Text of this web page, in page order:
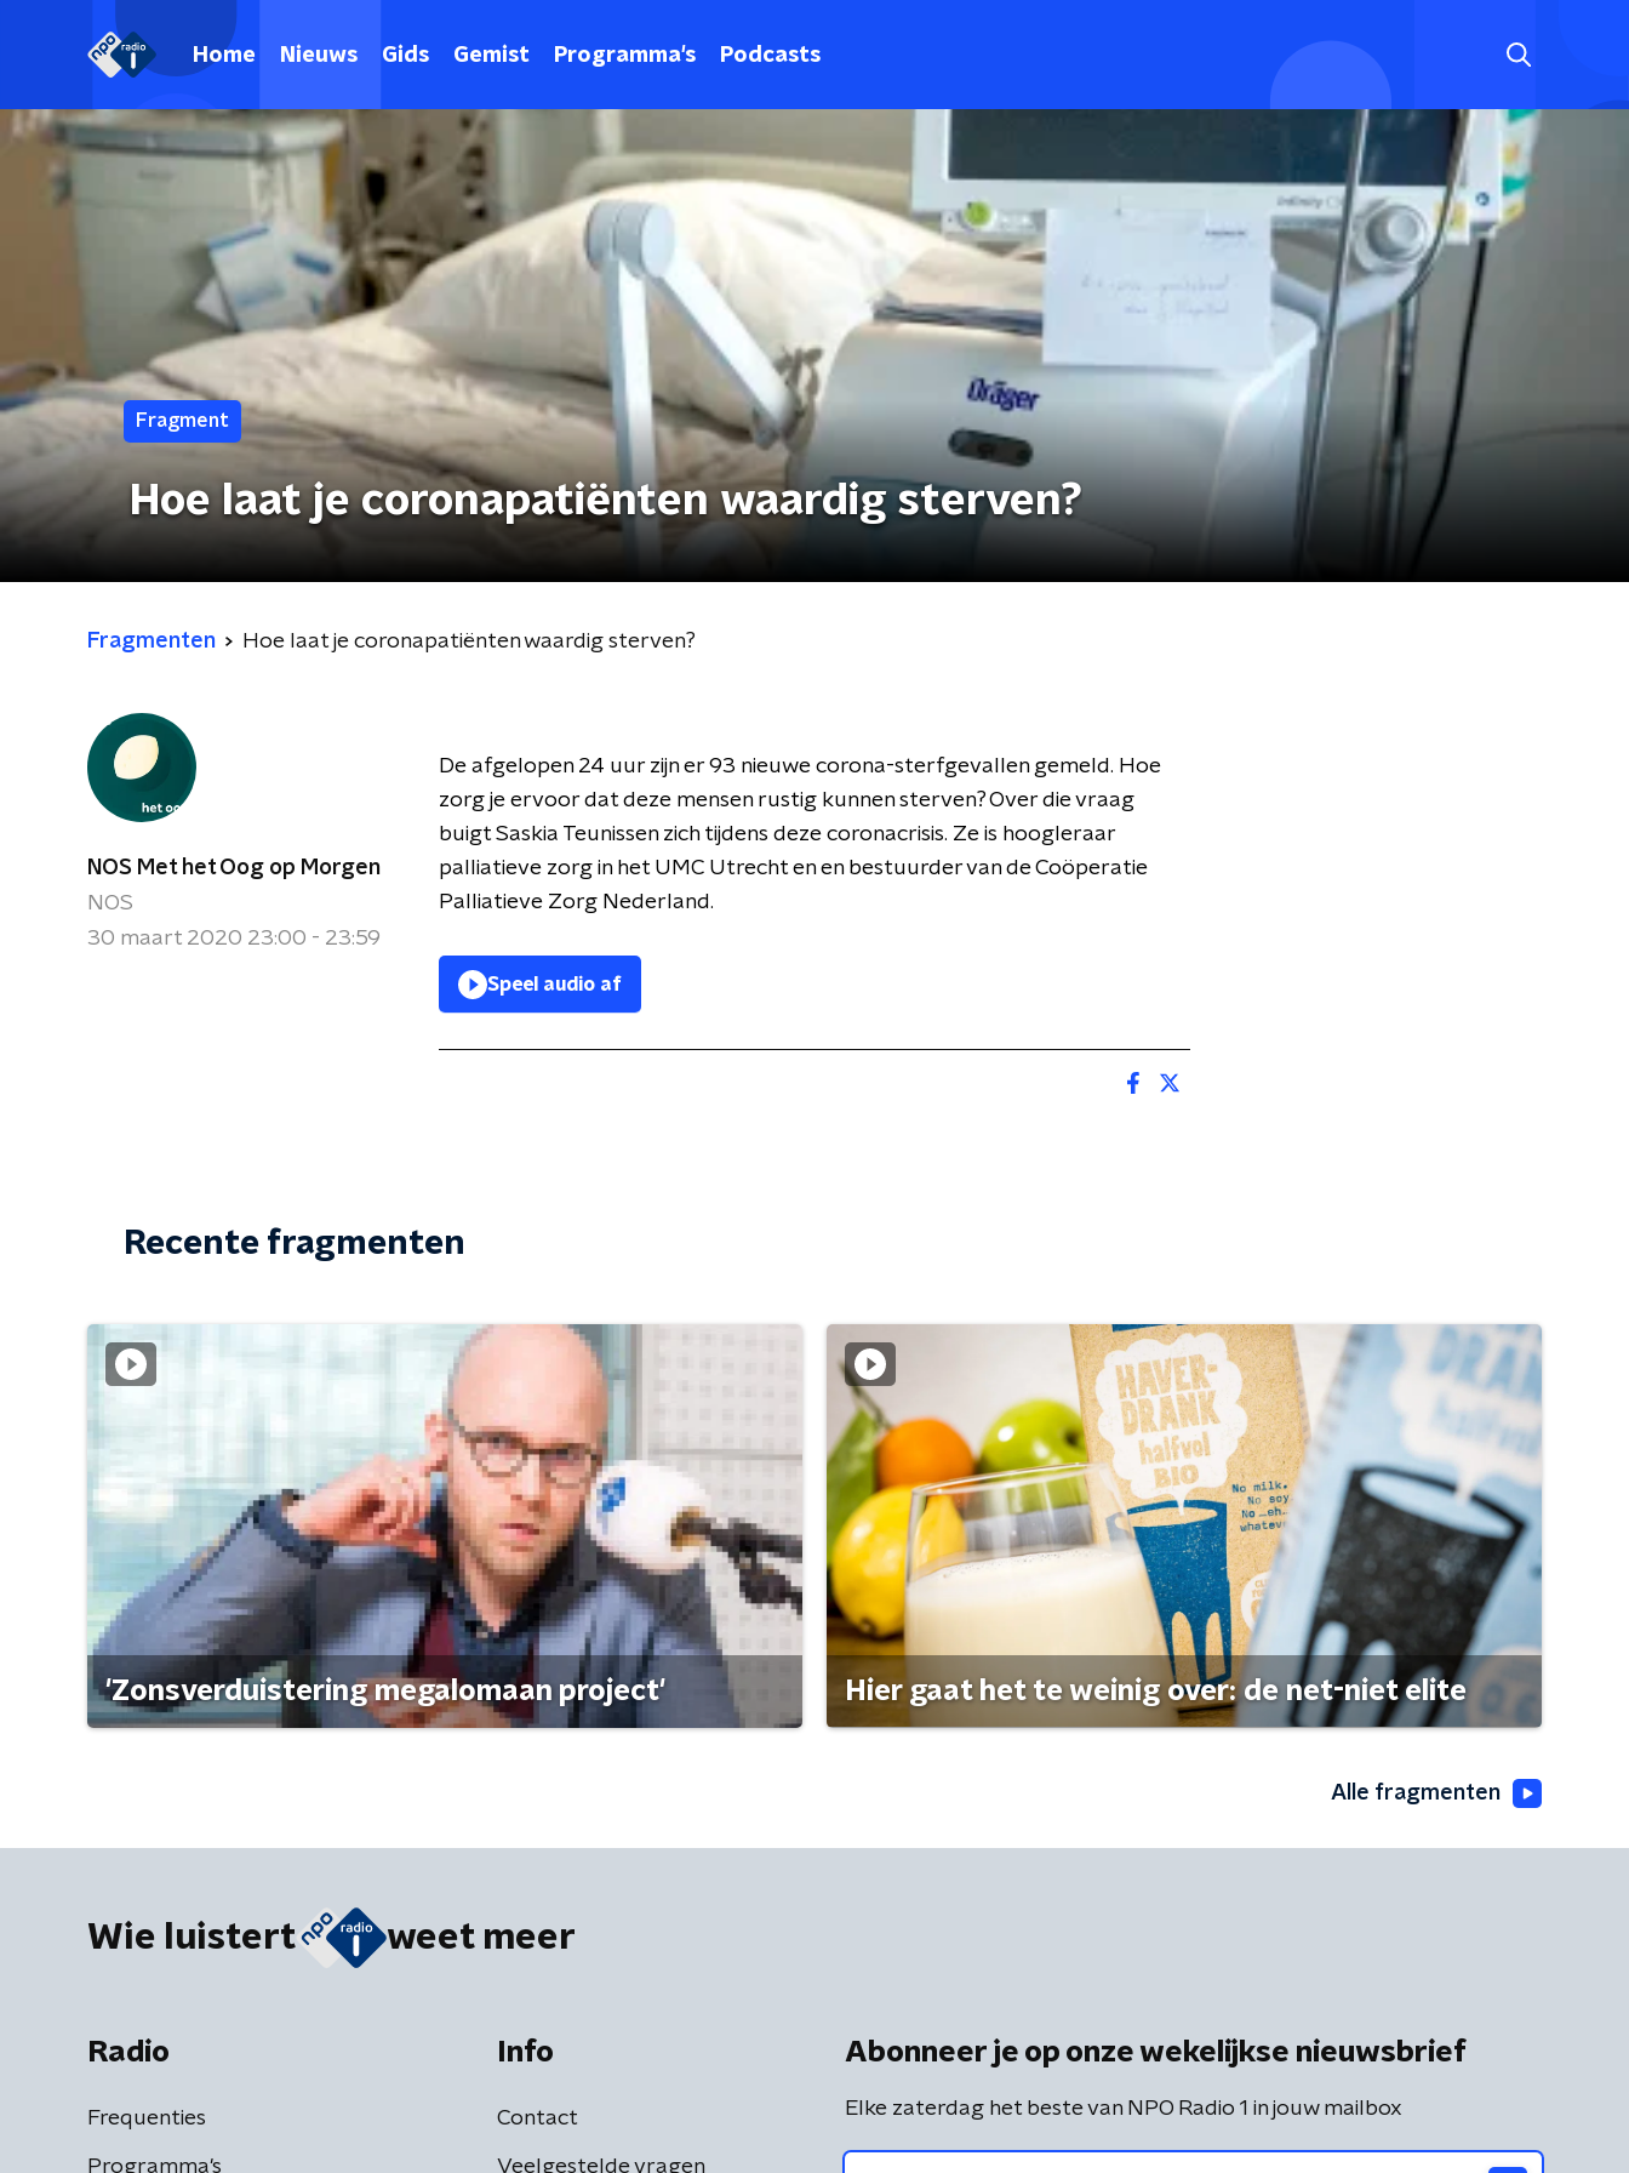
Home Nieuws Gids Gemist Programma's Podcasts
Fragment
Hoe laat je coronapatiënten waardig sterven?
Fragmenten Hoe laat je coronapatiënten waardig sterven?
NOS Met het Oog op Morgen
NOS
30 maart 2020 23:00 - 23:59
De afgelopen 24 uur zijn er 93 nieuwe corona-sterfgevallen gemeld. Hoe
zorg je ervoor dat deze mensen rustig kunnen sterven? Over die vraag
buigt Saskia Teunissen zich tijdens deze coronacrisis. Ze is hoogleraar
palliatieve zorg in het UMC Utrecht en en bestuurder van de Coöperatie
Palliatieve Zorg Nederland.
Speel audio af
Recente fragmenten
'Zonsverduistering megalomaan project' Hier gaat het te weinig over: de net-niet elite
Alle fragmenten
Wie luistert weet meer
Radio
Frequenties
Programma's
Info
Contact
Veelgestelde vragen
Abonneer je op onze wekelijkse nieuwsbrief
Elke zaterdag het beste van NPO Radio 1 in jouw mailbox